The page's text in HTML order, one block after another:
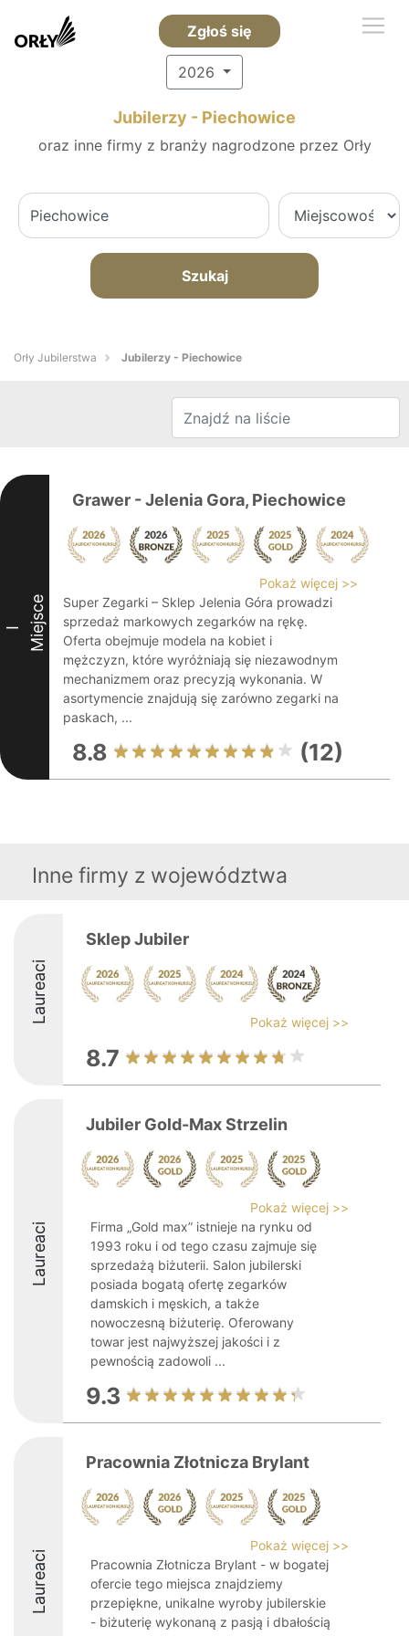
Zgłoś się
2026
Jubilerzy - Piechowice
oraz inne firmy z branży nagrodzone przez Orły
Szukaj
Orły Jubilerstwa Jubilerzy - Piechowice
I Miejsce
Grawer - Jelenia Gora, Piechowice
Pokaż więcej >>
Super Zegarki – Sklep Jelenia Góra prowadzi
sprzedaż markowych zegarków na rękę.
Oferta obejmuje modela na kobiet i
mężczyzn, które wyróżniają się niezawodnym
mechanizmem oraz precyzją wykonania. W
asortymencie znajdują się zarówno zegarki na
paskach, ...
8.8 (12)
Inne firmy z województwa
Laureaci
Sklep Jubiler
Pokaż więcej >>
8.7
Laureaci
Jubiler Gold-Max Strzelin
Pokaż więcej >>
Firma „Gold max” istnieje na rynku od
1993 roku i od tego czasu zajmuje się
sprzedażą biżuterii. Salon jubilerski
posiada bogatą ofertę zegarków
damskich i męskich, a także
nowoczesną biżuterię. Oferowany
towar jest najwyższej jakości i z
pewnością zadowoli ...
9.3
Laureaci
Pracownia Złotnicza Brylant
Pokaż więcej >>
Pracownia Złotnicza Brylant - w bogatej
ofercie tego miejsca znajdziemy
przepiękne, unikalne wyroby jubilerskie
- biżuterię wykonaną z pasją i dbałością